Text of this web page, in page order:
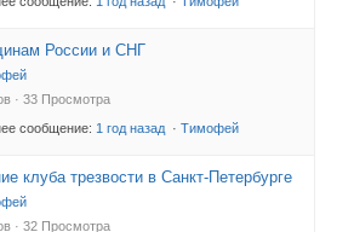
России и СНГ
· 33 Просмотра
сообщение: 1 год назад · Тимофей
клуба трезвости в Санкт-Петербурге
· 32 Просмотра